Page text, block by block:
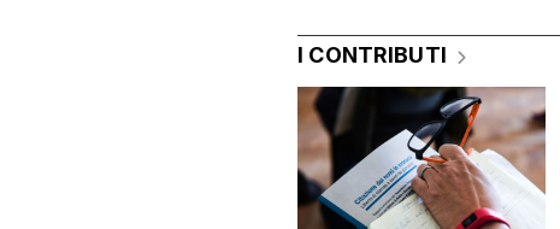
I CONTRIBUTI